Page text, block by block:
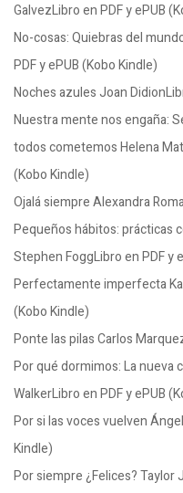
GalvezLibro en PDF y ePUB
No-cosas: Quiebras del
PDF y ePUB (Kobo Kindle)
Noches azules Joan
Nuestra mente nos engaña:
todos cometemos Helena
(Kobo Kindle)
Ojalá siempre Alexandra
Pequeños hábitos: prácticas
Stephen FoggLibro en PDF y
Perfectamente imperfecta
(Kobo Kindle)
Ponte las pilas Carlos
Por qué dormimos: La nueva
WalkerLibro en PDF y ePUB
Por si las voces vuelven
Kindle)
Por siempre ¿Felices? Taylor